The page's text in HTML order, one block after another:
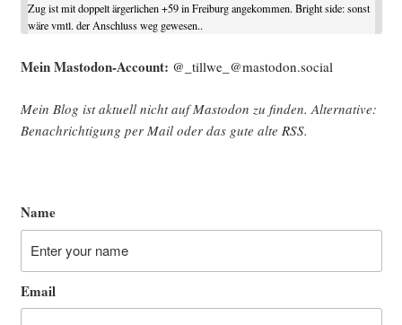
Zug ist mit doppelt ärgerlichen +59 in Freiburg angekommen. Bright side: sonst
wäre vmtl. der Anschluss weg gewesen..
Mein Mast­o­don-Account: @_tillwe_@mastodon.social
Mein Blog ist aktu­ell nicht auf Mast­o­don zu fin­den. Alter­na­ti­ve:
Benach­rich­ti­gung per Mail oder das gute alte RSS.
Name
Email